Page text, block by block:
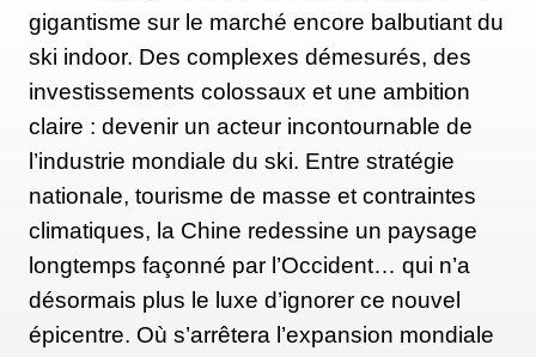
d'hiver, contre 80% habituellement, rapporte Savoie
Mont Blanc Tourisme.
gigantisme sur le marché encore balbutiant du
ski indoor. Des complexes démesurés, des
investissements colossaux et une ambition
claire : devenir un acteur incontournable de
l’industrie mondiale du ski. Entre stratégie
nationale, tourisme de masse et contraintes
climatiques, la Chine redessine un paysage
longtemps façonné par l’Occident… qui n’a
désormais plus le luxe d’ignorer ce nouvel
épicentre. Où s’arrêtera l’expansion mondiale